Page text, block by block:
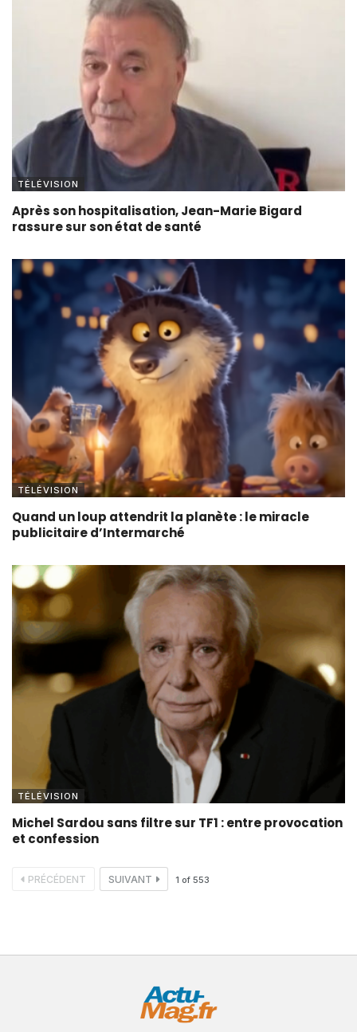
TÉLÉVISION
Après son hospitalisation, Jean-Marie Bigard
rassure sur son état de santé
TÉLÉVISION
Quand un loup attendrit la planète : le miracle
publicitaire d’Intermarché
TÉLÉVISION
Michel Sardou sans filtre sur TF1 : entre provocation
et confession
PRÉCÉDENT SUIVANT 1 of 553